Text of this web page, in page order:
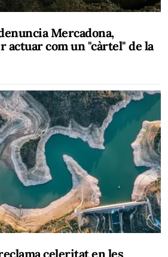
Mercadona,
actuar com un "càrtel" de la
celeritat en les